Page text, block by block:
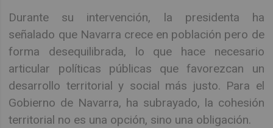
Durante su intervención, la presidenta ha
señalado que Navarra crece en población pero de
forma desequilibrada, lo que hace necesario
articular políticas públicas que favorezcan un
desarrollo territorial y social más justo. Para el
Gobierno de Navarra, ha subrayado, la cohesión
territorial no es una opción, sino una obligación.